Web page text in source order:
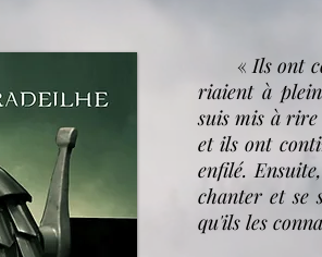
«Ils ont
riaient à
suis mis à
et ils ont
enfilé.
chanter et se
qu'ils les